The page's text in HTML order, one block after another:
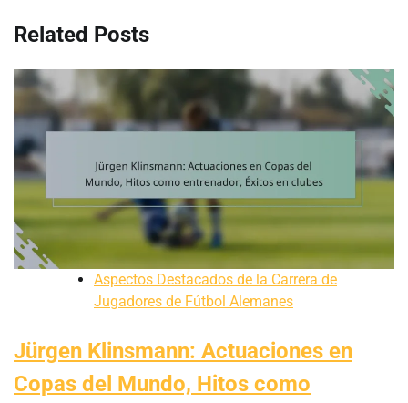
Related Posts
Aspectos Destacados de la Carrera de
Jugadores de Fútbol Alemanes
Jürgen Klinsmann: Actuaciones en
Copas del Mundo, Hitos como